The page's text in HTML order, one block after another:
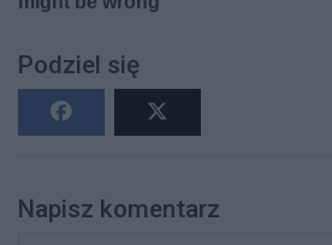
Podziel się
Napisz komentarz